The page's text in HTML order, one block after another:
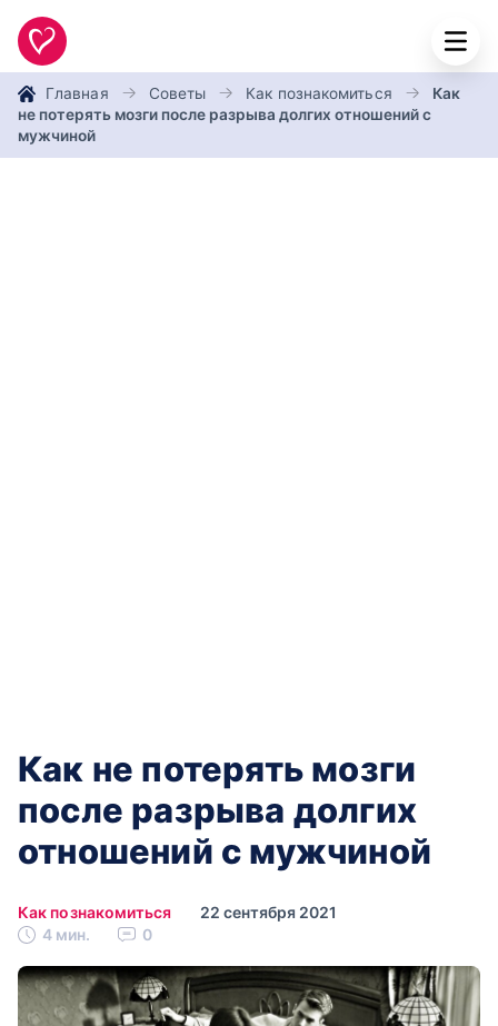
Главная Советы Как познакомиться
Как
не потерять мозги после разрыва долгих отношений с
мужчиной
Как не потерять мозги
после разрыва долгих
отношений с мужчиной
Как познакомиться
22 сентября 2021
4 мин.
0